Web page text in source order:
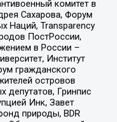
комитет в
Сахарова, Форум
Наций, Transparеncy
ПостРоссии,
в России –
Институт
гражданского
островов
депутатов, Гринпис
Инк, Завет
природы, BDR